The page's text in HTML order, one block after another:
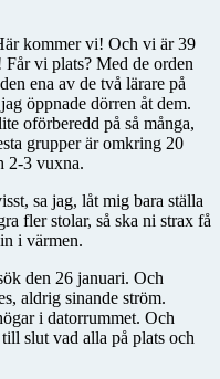
kommer vi! Och vi är 39
Får vi plats? Med de orden
ena av de två lärare på
öppnade dörren åt dem.
oförberedd på så många,
grupper är omkring 20
2-3 vuxna.
sa jag, låt mig bara ställa
fler stolar, så ska ni strax få
i värmen.
den 26 januari. Och
aldrig sinande ström.
i datorrummet. Och
slut vad alla på plats och